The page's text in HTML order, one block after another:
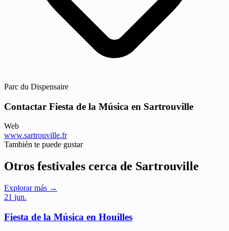
Parc du Dispensaire
Contactar Fiesta de la Música en Sartrouville
Web
www.sartrouville.fr
También te puede gustar
Otros festivales cerca de Sartrouville
Explorar más →
21 jun.
Fiesta de la Música en Houilles